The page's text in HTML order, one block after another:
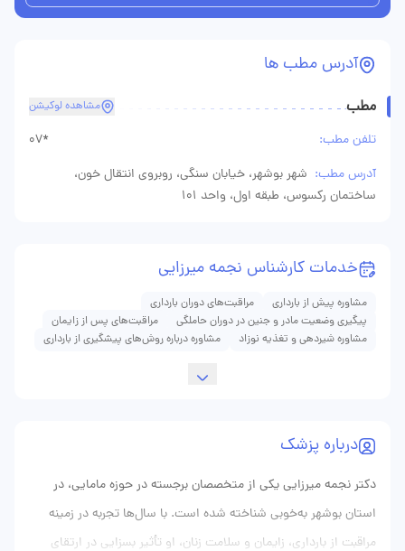
خدمات کارشناس نجمه میرزایی
مشاوره پیش از بارداری
مراقبت‌های دوران بارداری
پیگیری وضعیت مادر و جنین در دوران حاملگی
مراقبت‌های پس از زایمان
مشاوره شیردهی و تغذیه نوزاد
مشاوره درباره روش‌های پیشگیری از بارداری
درباره پزشک
دکتر نجمه میرزایی یکی از متخصصان برجسته در حوزه مامایی، در
استان بوشهر به‌خوبی شناخته شده است. با سال‌ها تجربه در زمینه
مراقبت از بارداری، زایمان و سلامت زنان، او تأثیر بسزایی در ارتقای
آدرس مطب ها
مطب مشاهده لوکیشن
تلفن مطب:
07*
آدرس مطب: شهر بوشهر، خیابان سنگی، روبروی انتقال خون،
ساختمان رکسوس، طبقه اول، واحد 101